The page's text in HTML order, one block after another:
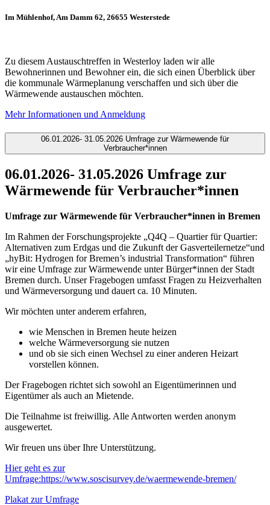
Im Mühlenhof, Am Damm 62, 26655 Westerstede
Zu diesem Austauschtreffen in Westerloy laden wir alle
Bewohnerinnen und Bewohner ein, die sich einen Überblick über
die kommunale Wärmeplanung verschaffen und sich über die
Wärmewende austauschen möchten.
Mehr Informationen und Anmeldung
06.01.2026- 31.05.2026 Umfrage zur Wärmewende für
Verbraucher*innen
06.01.2026- 31.05.2026 Umfrage zur
Wärmewende für Verbraucher*innen
Umfrage zur Wärmewende für Verbraucher*innen in Bremen
Im Rahmen der Forschungsprojekte „Q4Q – Quartier für Quartier:
Alternativen zum Erdgas und die Zukunft der Gasverteilernetze“und
„hyBit: Hydrogen for Bremen’s industrial Transformation“ führen
wir eine Umfrage zur Wärmewende unter Bürger*innen der Stadt
Bremen durch. Unser Fragebogen umfasst Fragen zu Heizverhalten
und Wärmeversorgung und dauert ca. 10 Minuten.
Wir möchten unter anderem erfahren,
wie Menschen in Bremen heute heizen
welche Wärmeversorgung sie nutzen
und ob sie sich einen Wechsel zu einer anderen Heizart
vorstellen können.
Der Fragebogen richtet sich sowohl an Eigentümerinnen und
Eigentümer als auch an Mietende.
Die Teilnahme ist freiwillig. Alle Antworten werden anonym
ausgewertet.
Wir freuen uns über Ihre Unterstützung.
Hier geht es zur
Umfrage:https://www.soscisurvey.de/waermewende-bremen/
Plakat zur Umfrage